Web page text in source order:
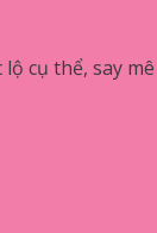
cụ thể, say